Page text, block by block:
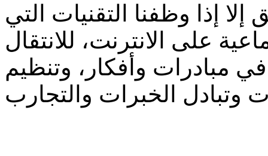
إذا وظفنا التقنيات التي
على الانترنت، للانتقال
مبادرات وأفكار، وتنظيم